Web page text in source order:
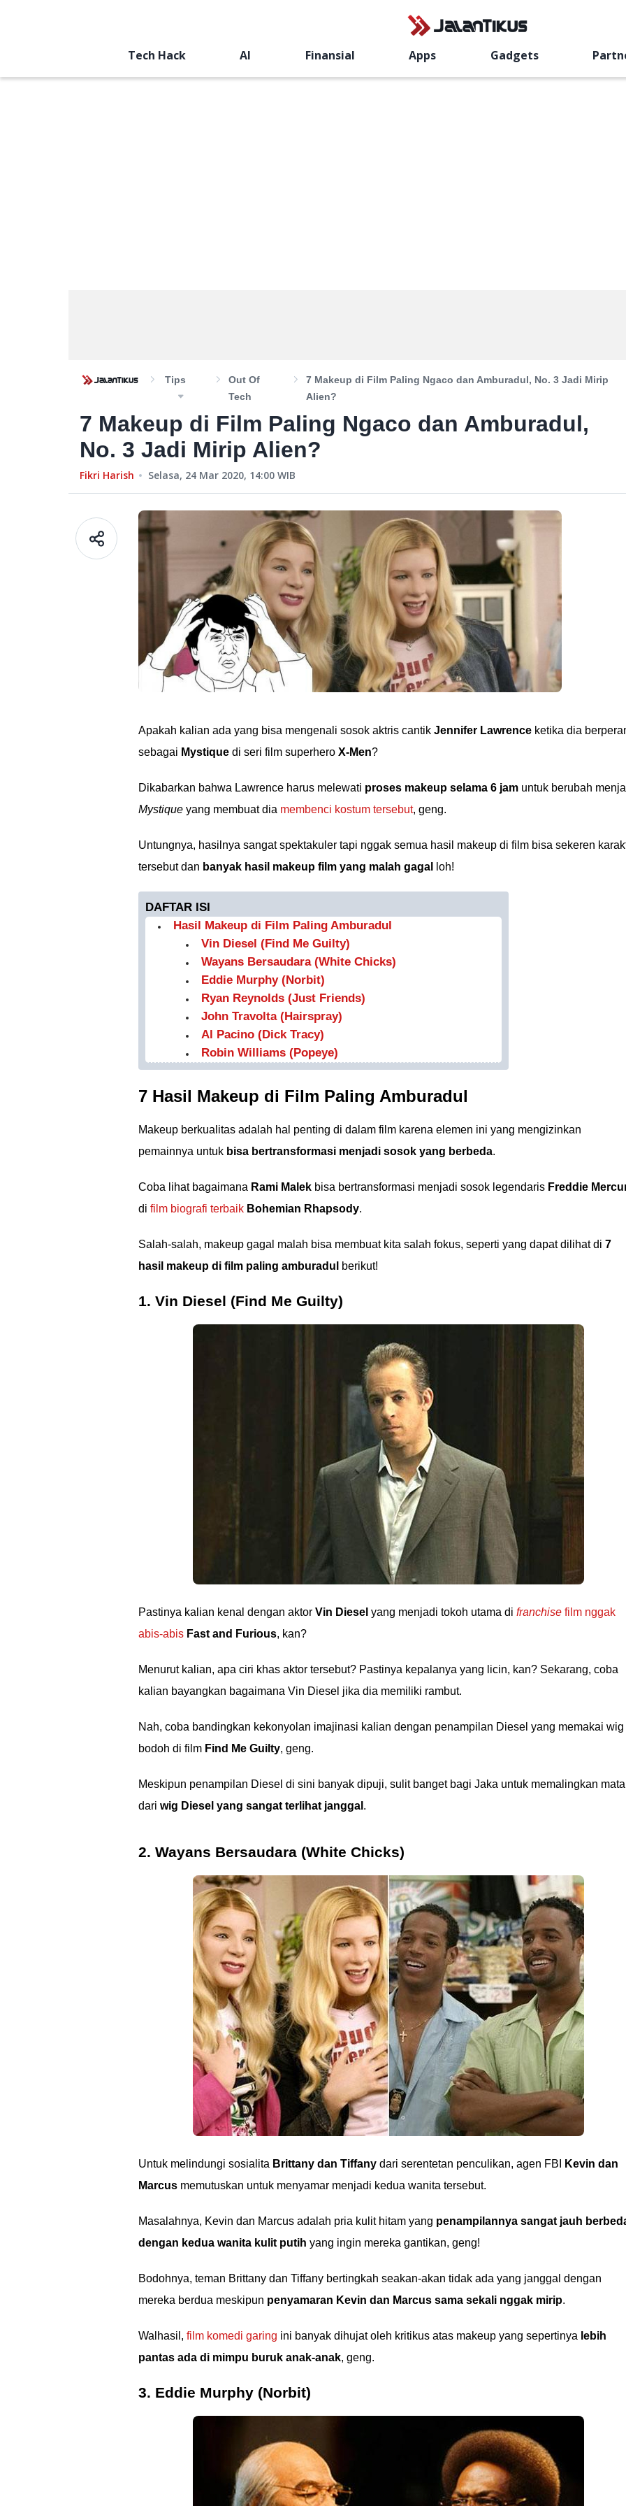
Tech Hack AI Finansial Apps Gadgets
Tips
Out Of
Tech
7 Makeup di Film Paling Ngaco dan Amburadul, No. 3 Jadi Mirip
Alien?
7 Makeup di Film Paling Ngaco dan Amburadul,
No. 3 Jadi Mirip Alien?
Fikri Harish Selasa, 24 Mar 2020, 14:00 WIB
Apakah kalian ada yang bisa mengenali sosok aktris cantik Jennifer Lawrence ketika dia
sebagai Mystique di seri film superhero X-Men?
Dikabarkan bahwa Lawrence harus melewati proses makeup selama 6 jam untuk berubah
Mystique yang membuat dia membenci kostum tersebut, geng.
Untungnya, hasilnya sangat spektakuler tapi nggak semua hasil makeup di film bisa sekeren
tersebut dan banyak hasil makeup film yang malah gagal loh!
DAFTAR ISI
Hasil Makeup di Film Paling Amburadul
Vin Diesel (Find Me Guilty)
Wayans Bersaudara (White Chicks)
Eddie Murphy (Norbit)
Ryan Reynolds (Just Friends)
John Travolta (Hairspray)
Al Pacino (Dick Tracy)
Robin Williams (Popeye)
7 Hasil Makeup di Film Paling Amburadul
Makeup berkualitas adalah hal penting di dalam film karena elemen ini yang mengizinkan
pemainnya untuk bisa bertransformasi menjadi sosok yang berbeda.
Coba lihat bagaimana Rami Malek bisa bertransformasi menjadi sosok legendaris Freddie
di film biografi terbaik Bohemian Rhapsody.
Salah-salah, makeup gagal malah bisa membuat kita salah fokus, seperti yang dapat dilihat di 7
hasil makeup di film paling amburadul
berikut!
1. Vin Diesel (Find Me Guilty)
Pastinya kalian kenal dengan aktor Vin Diesel yang menjadi tokoh utama di franchise film nggak
abis-abis Fast and Furious, kan?
Menurut kalian, apa ciri khas aktor tersebut? Pastinya kepalanya yang licin, kan? Sekarang, coba
kalian bayangkan bagaimana Vin Diesel jika dia memiliki rambut.
Nah, coba bandingkan kekonyolan imajinasi kalian dengan penampilan Diesel yang memakai wig
bodoh di film Find Me Guilty, geng.
Meskipun penampilan Diesel di sini banyak dipuji, sulit banget bagi Jaka untuk memalingkan mata
dari wig Diesel yang sangat terlihat janggal .
2. Wayans Bersaudara (White Chicks)
Untuk melindungi sosialita Brittany dan Tiffany dari serentetan penculikan, agen FBI
Kevin dan
Marcus memutuskan untuk menyamar menjadi kedua wanita tersebut.
Masalahnya, Kevin dan Marcus adalah pria kulit hitam yang penampilannya sangat jauh
dengan kedua wanita kulit putih yang ingin mereka gantikan, geng!
Bodohnya, teman Brittany dan Tiffany bertingkah seakan-akan tidak ada yang janggal dengan
mereka berdua meskipun penyamaran Kevin dan Marcus sama sekali nggak mirip.
Walhasil, film komedi garing ini banyak dihujat oleh kritikus atas makeup yang sepertinya lebih
pantas ada di mimpu buruk anak-anak, geng.
3. Eddie Murphy (Norbit)